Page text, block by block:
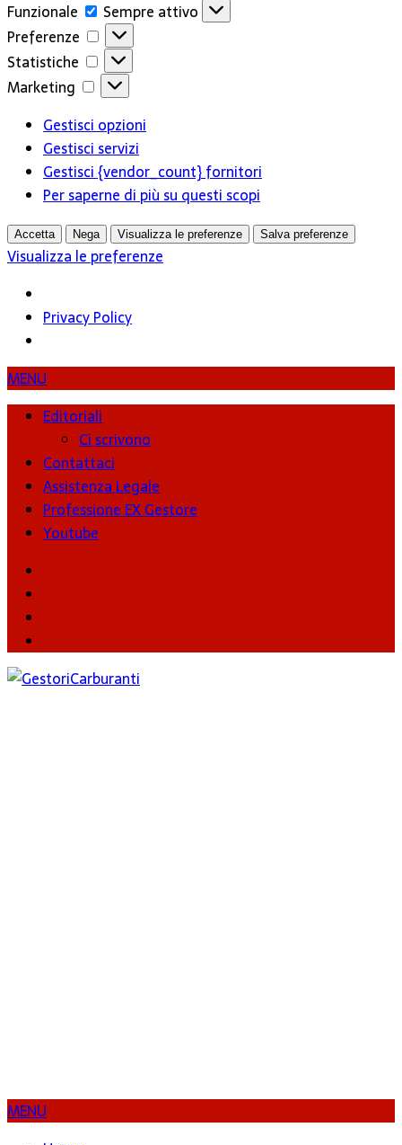
Funzionale
Funzionale
Sempre attivo
Preferenze
Preferenze
Statistiche
Statistiche
Marketing
Marketing
Gestisci opzioni
Gestisci servizi
Gestisci {vendor_count} fornitori
Per saperne di più su questi scopi
Accetta Nega Visualizza le preferenze Salva preferenze
Visualizza le preferenze
Privacy Policy
MENU
Editoriali
Ci scrivono
Contattaci
Assistenza Legale
Professione EX Gestore
Youtube
MENU